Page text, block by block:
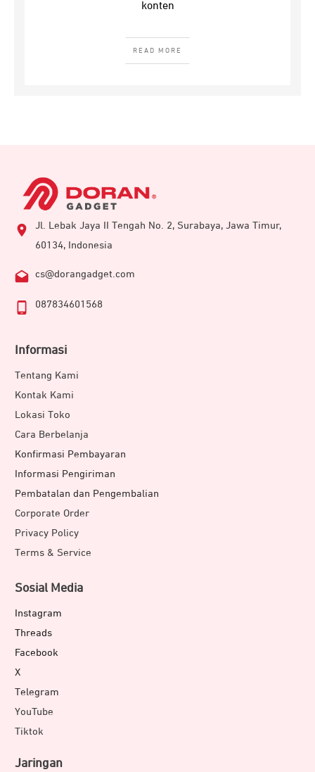
konten
READ MORE
Jl. Lebak Jaya II Tengah No. 2, Surabaya, Jawa Timur,
60134, Indonesia
cs@dorangadget.com
087834601568
Informasi
Tentang Kami
Kontak Kami
Lokasi Toko
Cara Berbelanja
Konfirmasi Pembayaran
Informasi Pengiriman
Pembatalan dan Pengembalian
Corporate Order
Privacy Policy
Terms & Service
Sosial Media
Instagram
Threads
Facebook
X
Telegram
YouTube
Tiktok
Jaringan